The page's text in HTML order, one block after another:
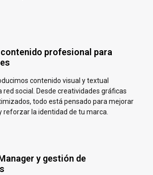
profesional para
contenido visual y textual
red social. Desde creatividades gráficas
todo está pensado para mejorar
reforzar la identidad de tu marca.
y gestión de